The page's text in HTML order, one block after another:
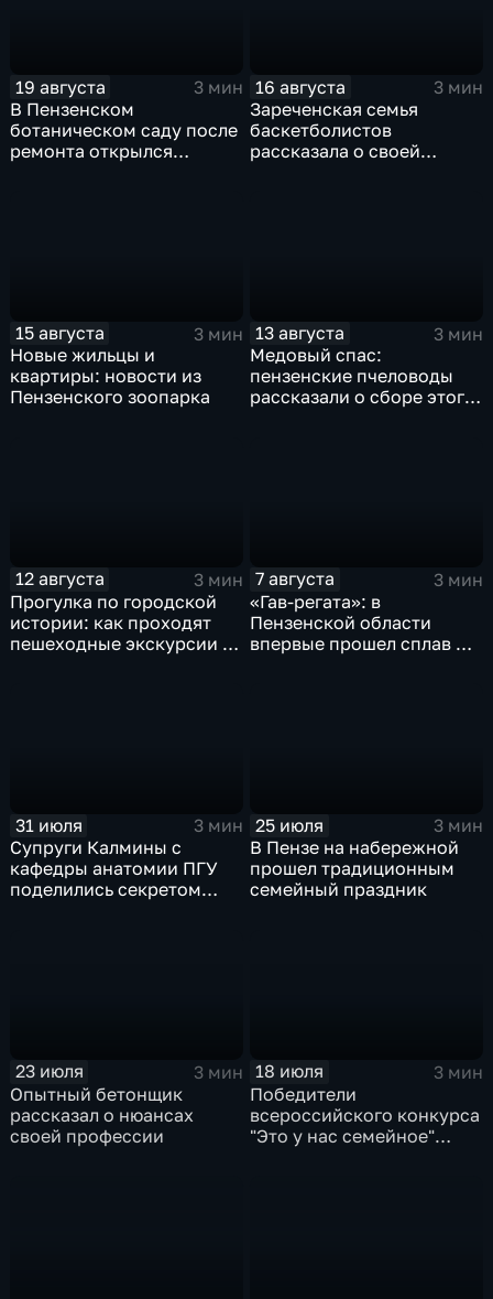
19 августа
3 мин
В Пензенском
ботаническом саду после
ремонта открылся
16 августа
3 мин
Зареченская семья
баскетболистов
рассказала о своей
15 августа
3 мин
Новые жильцы и
квартиры: новости из
Пензенского зоопарка
13 августа
3 мин
Медовый спас:
пензенские пчеловоды
рассказали о сборе этого
12 августа
3 мин
Прогулка по городской
истории: как проходят
пешеходные экскурсии в
7 августа
3 мин
«Гав-регата»: в
Пензенской области
впервые прошел сплав на
31 июля
3 мин
Супруги Калмины с
кафедры анатомии ПГУ
поделились секретом
25 июля
3 мин
В Пензе на набережной
прошел традиционным
семейный праздник
23 июля
3 мин
Опытный бетонщик
рассказал о нюансах
своей профессии
18 июля
3 мин
Победители
всероссийского конкурса
"Это у нас семейное"